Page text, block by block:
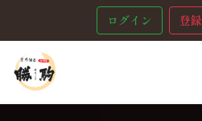
ログイン 登録